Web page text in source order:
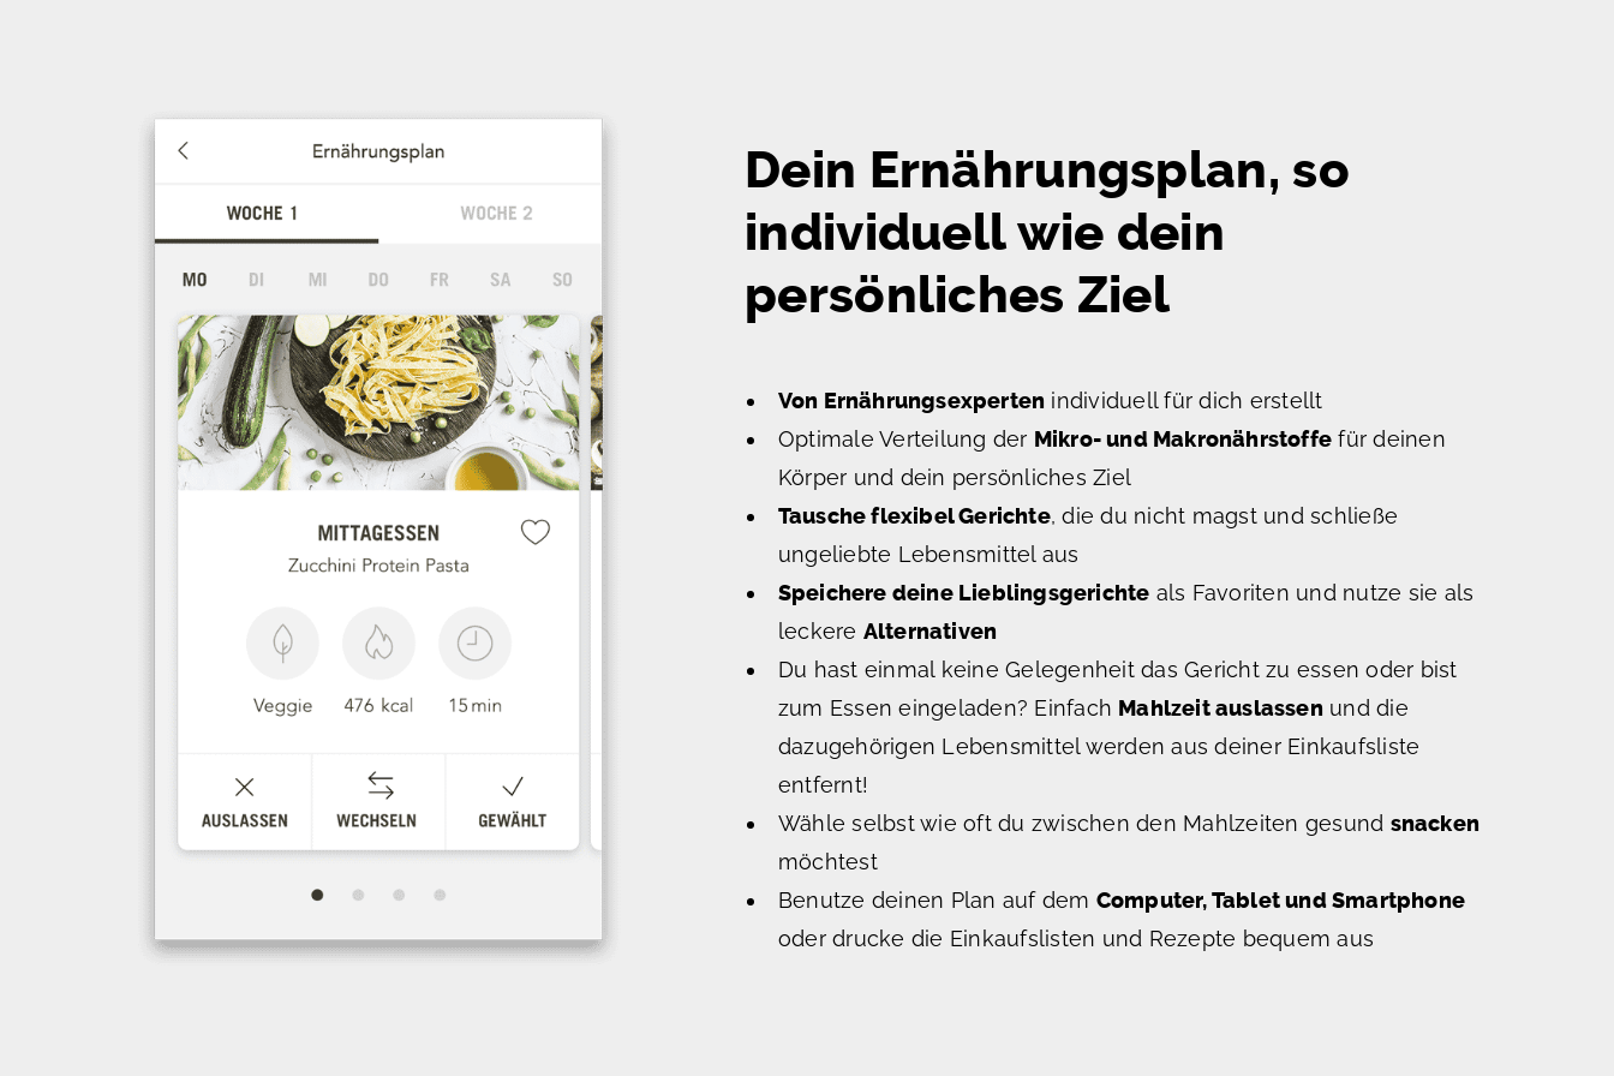
Dein Ernährungsplan, so
individuell wie dein
persönliches Ziel
Von Ernährungsexperten individuell für dich erstellt
Optimale Verteilung der Mikro- und Makronährstoffe für deinen
Körper und dein persönliches Ziel
Tausche flexibel Gerichte, die du nicht magst und schließe
ungeliebte Lebensmittel aus
Speichere deine Lieblingsgerichte als Favoriten und nutze sie als
leckere Alternativen
Du hast einmal keine Gelegenheit das Gericht zu essen oder bist
zum Essen eingeladen? Einfach Mahlzeit auslassen und die
dazugehörigen Lebensmittel werden aus deiner Einkaufsliste
entfernt!
Wähle selbst wie oft du zwischen den Mahlzeiten gesund snacken
möchtest
Benutze deinen Plan auf dem Computer, Tablet und Smartphone
oder drucke die Einkaufslisten und Rezepte bequem aus